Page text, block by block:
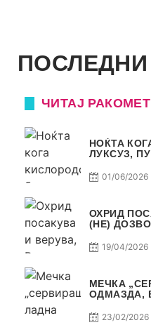
ПОСЛЕДНИ
ЧИТАЈ
НОЌТА
ЛУКСУЗ,
01/06/2026
ОХРИД
(НЕ)
19/04/2026
МЕЧКА
ОДМАЗДА,
23/02/2026